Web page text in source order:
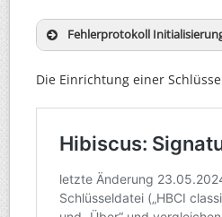
Fehlerprotokoll
Die Einrichtung einer